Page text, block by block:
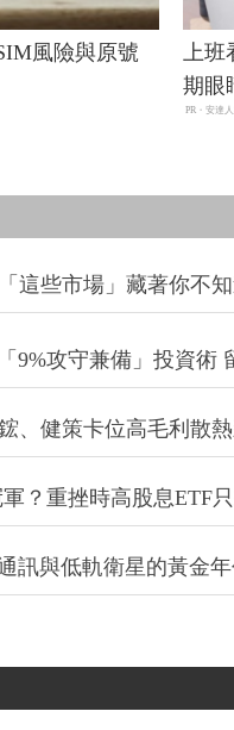
風險與原號
上
期眼
PR・安達
這些市場」藏著你不
9%攻守兼備」投資術
、健策卡位高毛利散
？重挫時高股息ETF
訊與低軌衛星的黃金